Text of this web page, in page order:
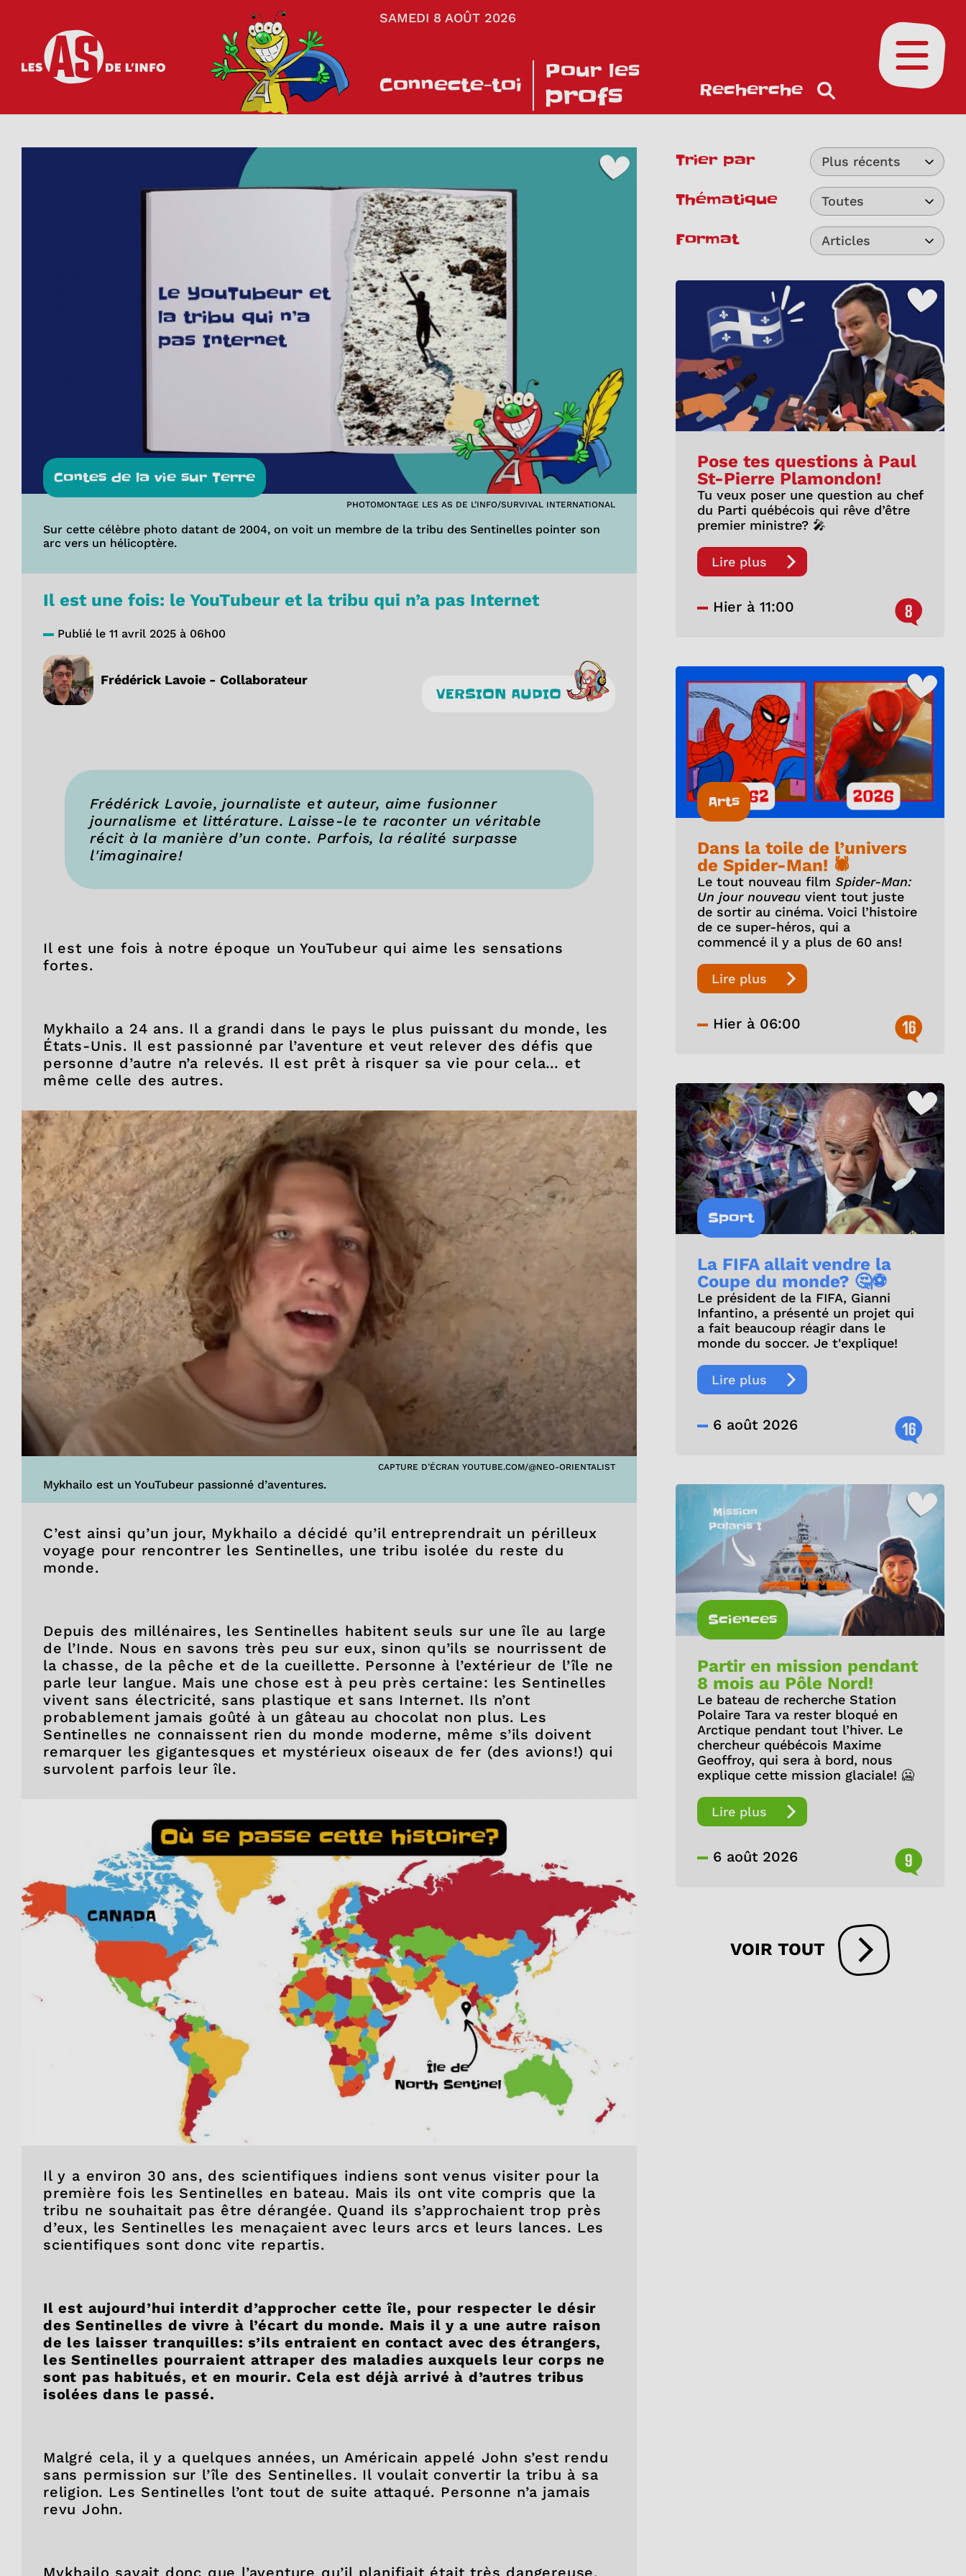
SAMEDI 8 AOÛT 2026
Connecte-toi
Pour les
profs Recherche
Ouvrir le
Contes de la vie sur Terre
PHOTOMONTAGE LES AS DE L’INFO/SURVIVAL INTERNATIONAL
Sur cette célèbre photo datant de 2004, on voit un membre de la tribu des Sentinelles pointer son
arc vers un hélicoptère.
Il est une fois: le YouTubeur et la tribu qui n’a pas Internet
Publié le 11 avril 2025 à 06h00
Frédérick Lavoie - Collaborateur
VERSION AUDIO
Frédérick Lavoie, journaliste et auteur, aime fusionner
journalisme et littérature. Laisse-le te raconter un véritable
récit à la manière d’un conte. Parfois, la réalité surpasse
l'imaginaire!
Il est une fois à notre époque un YouTubeur qui aime les sensations
fortes.
Mykhailo a 24 ans. Il a grandi dans le pays le plus puissant du monde, les
États-Unis. Il est passionné par l’aventure et veut relever des défis que
personne d’autre n’a relevés. Il est prêt à risquer sa vie pour cela… et
même celle des autres.
CAPTURE D’ÉCRAN YOUTUBE.COM/@NEO-ORIENTALIST
Mykhailo est un YouTubeur passionné d’aventures.
C’est ainsi qu’un jour, Mykhailo a décidé qu’il entreprendrait un périlleux
voyage pour rencontrer les Sentinelles, une tribu isolée du reste du
monde.
Depuis des millénaires, les Sentinelles habitent seuls sur une île au large
de l’Inde. Nous en savons très peu sur eux, sinon qu’ils se nourrissent de
la chasse, de la pêche et de la cueillette. Personne à l’extérieur de l’île ne
parle leur langue. Mais une chose est à peu près certaine: les Sentinelles
vivent sans électricité, sans plastique et sans Internet. Ils n’ont
probablement jamais goûté à un gâteau au chocolat non plus. Les
Sentinelles ne connaissent rien du monde moderne, même s’ils doivent
remarquer les gigantesques et mystérieux oiseaux de fer (des avions!) qui
survolent parfois leur île.
Il y a environ 30 ans, des scientifiques indiens sont venus visiter pour la
première fois les Sentinelles en bateau. Mais ils ont vite compris que la
tribu ne souhaitait pas être dérangée. Quand ils s’approchaient trop près
d’eux, les Sentinelles les menaçaient avec leurs arcs et leurs lances. Les
scientifiques sont donc vite repartis.
Il est aujourd’hui interdit d’approcher cette île, pour respecter le désir
des Sentinelles de vivre à l’écart du monde. Mais il y a une autre raison
de les laisser tranquilles: s’ils entraient en contact avec des étrangers,
les Sentinelles pourraient attraper des maladies auxquels leur corps ne
sont pas habitués, et en mourir. Cela est déjà arrivé à d’autres tribus
isolées dans le passé.
Malgré cela, il y a quelques années, un Américain appelé John s’est rendu
sans permission sur l’île des Sentinelles. Il voulait convertir la tribu à sa
religion. Les Sentinelles l’ont tout de suite attaqué. Personne n’a jamais
revu John.
Mykhailo savait donc que l’aventure qu’il planifiait était très dangereuse,
Trier par Plus récents
Thématique Toutes
Format Articles
Pose tes questions à Paul
St-Pierre Plamondon!
Tu veux poser une question au chef
du Parti québécois qui rêve d’être
premier ministre? 🎤
Lire plus
Hier à 11:00 8
Arts
Dans la toile de l’univers
de Spider-Man! 🕷️
Le tout nouveau film Spider-Man:
Un jour nouveauvient tout juste
de sortir au cinéma. Voici l’histoire
de ce super-héros, qui a
commencé il y a plus de 60 ans!
Lire plus
Hier à 06:00 16
Sport
La FIFA allait vendre la
Coupe du monde? 🤔⚽
Le président de la FIFA, Gianni
Infantino, a présenté un projet qui
a fait beaucoup réagir dans le
monde du soccer. Je t'explique!
Lire plus
6 août 2026 16
Sciences
Partir en mission pendant
8 mois au Pôle Nord!
Le bateau de recherche Station
Polaire Tara va rester bloqué en
Arctique pendant tout l’hiver. Le
chercheur québécois Maxime
Geoffroy, qui sera à bord, nous
explique cette mission glaciale! 🥶
Lire plus
6 août 2026 9
VOIR TOUT